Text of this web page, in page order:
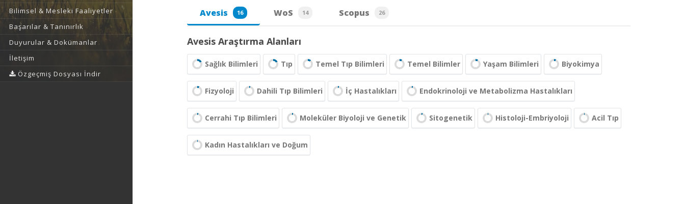
Bilimsel & Mesleki Faaliyetler
Başarılar & Tanınırlık
Duyurular & Dokümanlar
İletişim
Özgeçmiş Dosyası İndir
Avesis 16 WoS 14 Scopus 26
Avesis Araştırma Alanları
Sağlık Bilimleri Tıp Temel Tıp Bilimleri Temel Bilimler Yaşam Bilimleri Biyokimya
Fizyoloji Dahili Tıp Bilimleri İç Hastalıkları Endokrinoloji ve Metabolizma Hastalıkları
Cerrahi Tıp Bilimleri Moleküler Biyoloji ve Genetik Sitogenetik Histoloji-Embriyoloji Acil Tıp
Kadın Hastalıkları ve Doğum